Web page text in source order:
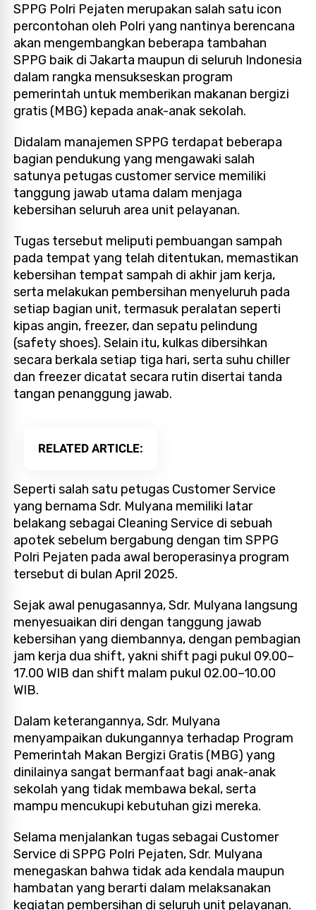
SPPG Polri Pejaten merupakan salah satu icon
percontohan oleh Polri yang nantinya berencana
akan mengembangkan beberapa tambahan
SPPG baik di Jakarta maupun di seluruh Indonesia
dalam rangka mensukseskan program
pemerintah untuk memberikan makanan bergizi
gratis (MBG) kepada anak-anak sekolah.
Didalam manajemen SPPG terdapat beberapa
bagian pendukung yang mengawaki salah
satunya petugas customer service memiliki
tanggung jawab utama dalam menjaga
kebersihan seluruh area unit pelayanan.
Tugas tersebut meliputi pembuangan sampah
pada tempat yang telah ditentukan, memastikan
kebersihan tempat sampah di akhir jam kerja,
serta melakukan pembersihan menyeluruh pada
setiap bagian unit, termasuk peralatan seperti
kipas angin, freezer, dan sepatu pelindung
(safety shoes). Selain itu, kulkas dibersihkan
secara berkala setiap tiga hari, serta suhu chiller
dan freezer dicatat secara rutin disertai tanda
tangan penanggung jawab.
RELATED ARTICLE
Seperti salah satu petugas Customer Service
yang bernama Sdr. Mulyana memiliki latar
belakang sebagai Cleaning Service di sebuah
apotek sebelum bergabung dengan tim SPPG
Polri Pejaten pada awal beroperasinya program
tersebut di bulan April 2025.
Sejak awal penugasannya, Sdr. Mulyana langsung
menyesuaikan diri dengan tanggung jawab
kebersihan yang diembannya, dengan pembagian
jam kerja dua shift, yakni shift pagi pukul 09.00–
17.00 WIB dan shift malam pukul 02.00–10.00
WIB.
Dalam keterangannya, Sdr. Mulyana
menyampaikan dukungannya terhadap Program
Pemerintah Makan Bergizi Gratis (MBG) yang
dinilainya sangat bermanfaat bagi anak-anak
sekolah yang tidak membawa bekal, serta
mampu mencukupi kebutuhan gizi mereka.
Selama menjalankan tugas sebagai Customer
Service di SPPG Polri Pejaten, Sdr. Mulyana
menegaskan bahwa tidak ada kendala maupun
hambatan yang berarti dalam melaksanakan
kegiatan pembersihan di seluruh unit pelayanan.